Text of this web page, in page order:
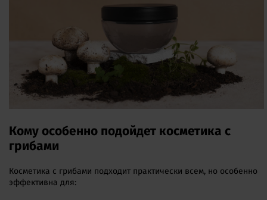
Кому особенно подойдет косметика с
грибами
Косметика с грибами подходит практически всем, но особенно
эффективна для: